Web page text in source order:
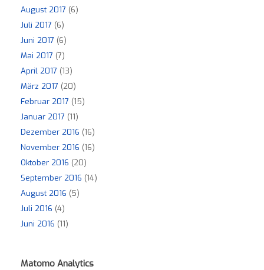
August 2017 (6)
Juli 2017 (6)
Juni 2017 (6)
Mai 2017 (7)
April 2017 (13)
März 2017 (20)
Februar 2017 (15)
Januar 2017 (11)
Dezember 2016 (16)
November 2016 (16)
Oktober 2016 (20)
September 2016 (14)
August 2016 (5)
Juli 2016 (4)
Juni 2016 (11)
Matomo Analytics